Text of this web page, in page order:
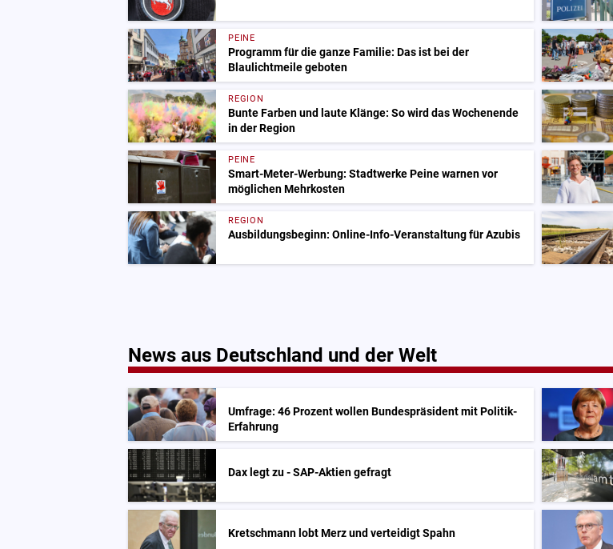
PEINE
Programm für die ganze Familie: Das ist bei der
Blaulichtmeile geboten
REGION
Bunte Farben und laute Klänge: So wird das Wochenende
in der Region
PEINE
Smart-Meter-Werbung: Stadtwerke Peine warnen vor
möglichen Mehrkosten
REGION
Ausbildungsbeginn: Online-Info-Veranstaltung für Azubis
News aus Deutschland und der Welt
Umfrage: 46 Prozent wollen Bundespräsident mit Politik-
Erfahrung
Dax legt zu - SAP-Aktien gefragt
Kretschmann lobt Merz und verteidigt Spahn